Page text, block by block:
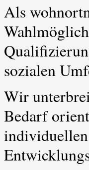
Als
sozialen
Wir
Bedarf